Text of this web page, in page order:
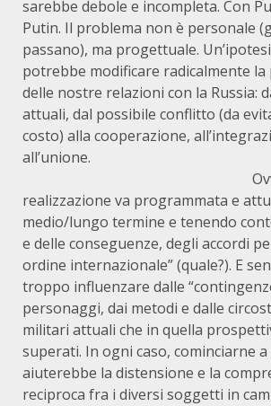
sarebbe debole e incompleta. Con
Putin. Il problema non è personale
passano), ma progettuale.
potrebbe modificare radicalmente
delle nostre relazioni con la Russia:
attuali, dal possibile conflitto (da
costo) alla cooperazione,
all’unione.
Ovviamente,
realizzazione va programmata e
medio/lungo termine e tenendo
e delle conseguenze, degli accordi
ordine internazionale” (quale?). E
troppo influenzare dalle
personaggi, dai metodi e dalle
militari attuali che in quella
superati. In ogni caso, cominciarne
aiuterebbe la distensione e la
reciproca fra i diversi soggetti in